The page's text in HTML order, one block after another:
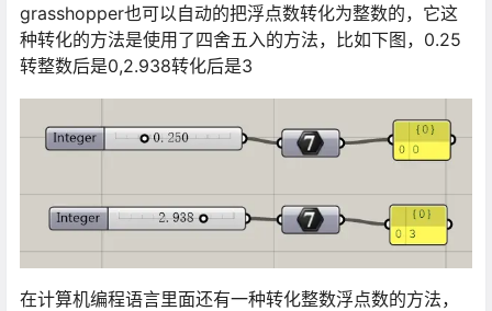
grasshopper也可以自动的把浮点数转化为整数的，它这
种转化的方法是使用了四舍五入的方法，比如下图，0.25
转整数后是0,2.938转化后是3
在计算机编程语言里面还有一种转化整数浮点数的方法，